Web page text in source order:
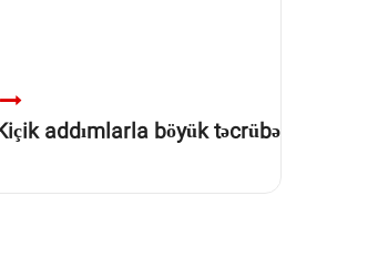
addımlarla böyük təcrübə